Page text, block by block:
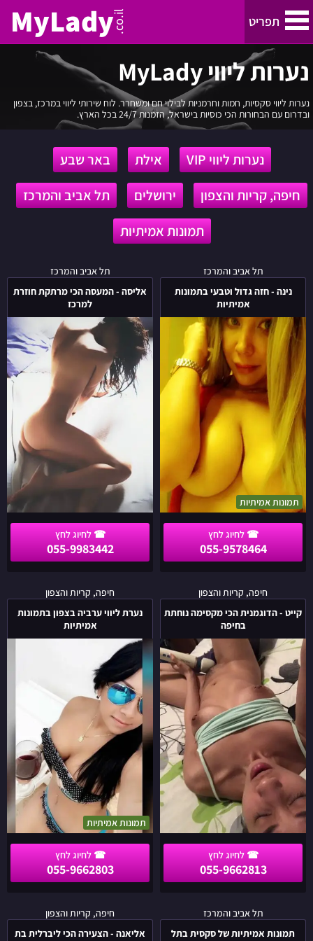
תפריט MyLady.co.il
נערות ליווי
נערות ליווי בתל אביב והמרכז
נערות ליווי בחיפה, קריות והצפון
ירושלים
באר שבע
VIP
נערות ליווי בתמונות אמיתיות
נערות ליווי MyLady
נערות ליווי סקסיות, חמות וחרמניות לבילוי חם ומשחרר. לוח שירותי ליווי במרכז, בצפון
ובדרום עם הבחורות הכי כוסיות בישראל, הזמנות 24/7 בכל הארץ.
נערות ליווי VIP אילת
באר שבע
חיפה, קריות והצפון
ירושלים
תל אביב והמרכז
תמונות אמיתיות
תל אביב והמרכז
נינה - חזה גדול וטבעי בתמונות
אמיתיות
תמונות אמיתיות
055-9578464
נינה
-
חזה
גדול
וטבעי
בתמונות
אמיתיות
תל אביב והמרכז
אליסה - המעסה הכי מרתקת חוזרת
למרכז
055-9983442
אליסה
-
המעסה
הכי
מרתקת
חוזרת
למרכז
חיפה, קריות והצפון
קייט - הדוגמנית הכי מקסימה נוחתת
בחיפה
055-9662813
קייט
-
הדוגמנית
הכי
מקסימה
נוחתת
בחיפה
חיפה, קריות והצפון
נערת ליווי ערביה בצפון בתמונות
אמיתיות
תמונות אמיתיות
055-9662803
נערת
ליווי
ערביה
בצפון
תל אביב והמרכז
תמונות אמיתיות של סקסית בתל
תמונות
אמיתיות
חיפה, קריות והצפון
אליאנה - הצעירה הכי ליברלית בת
אליאנה
-